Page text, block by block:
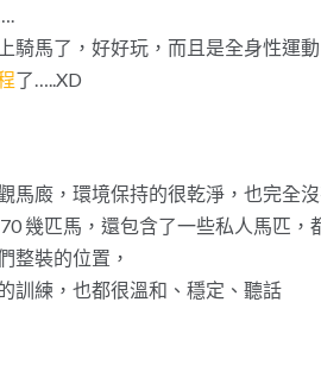
騎馬了，好好玩，而且是全身性運
了…..XD
馬廄，環境保持的很乾淨，也完全沒
幾匹馬，還包含了一些私人馬匹，
整裝的位置，
訓練，也都很溫和、穩定、聽話